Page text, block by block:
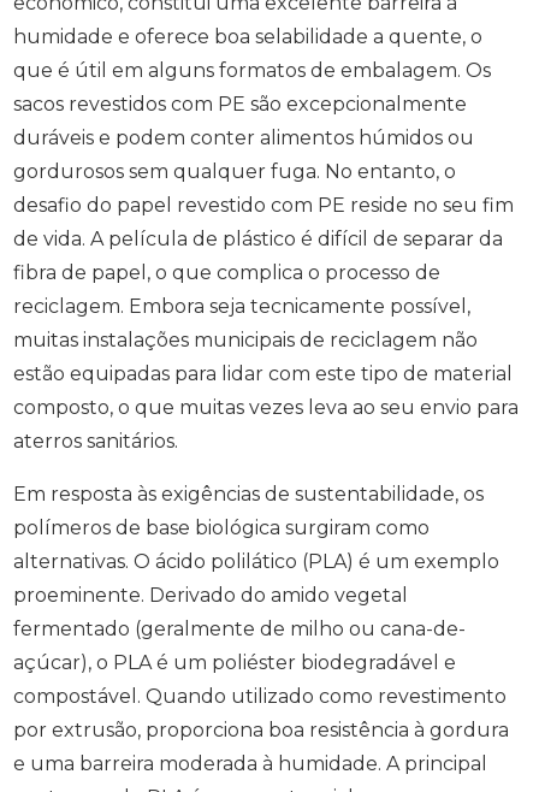
humidade e oferece boa selabilidade a quente, o
que é útil em alguns formatos de embalagem. Os
sacos revestidos com PE são excepcionalmente
duráveis e podem conter alimentos húmidos ou
gordurosos sem qualquer fuga. No entanto, o
desafio do papel revestido com PE reside no seu fim
de vida. A película de plástico é difícil de separar da
fibra de papel, o que complica o processo de
reciclagem. Embora seja tecnicamente possível,
muitas instalações municipais de reciclagem não
estão equipadas para lidar com este tipo de material
composto, o que muitas vezes leva ao seu envio para
aterros sanitários.
Em resposta às exigências de sustentabilidade, os
polímeros de base biológica surgiram como
alternativas. O ácido polilático (PLA) é um exemplo
proeminente. Derivado do amido vegetal
fermentado (geralmente de milho ou cana-de-
açúcar), o PLA é um poliéster biodegradável e
compostável. Quando utilizado como revestimento
por extrusão, proporciona boa resistência à gordura
e uma barreira moderada à humidade. A principal